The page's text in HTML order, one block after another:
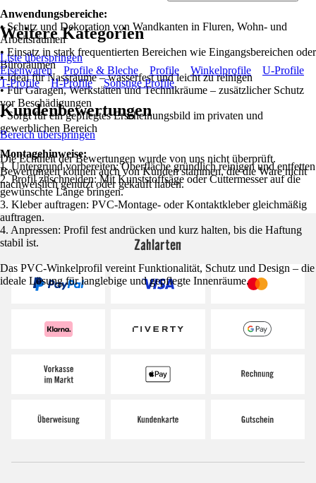
Anwendungsbereiche:
• Schutz und Dekoration von Wandkanten in Fluren, Wohn- und
Arbeitsräumen
• Einsatz in stark frequentierten Bereichen wie Eingangsbereichen oder
Büroräumen
• Ideal für Nassräume – wasserfest und leicht zu reinigen
• Für Garagen, Werkstätten und Technikräume – zusätzlicher Schutz
vor Beschädigungen
• Sorgt für ein gepflegtes Erscheinungsbild im privaten und
gewerblichen Bereich
Montagehinweise:
1. Untergrund vorbereiten: Oberfläche gründlich reinigen und entfetten
2. Profil zuschneiden: Mit Kunststoffsäge oder Cuttermesser auf die
gewünschte Länge bringen.
3. Kleber auftragen: PVC-Montage- oder Kontaktkleber gleichmäßig
auftragen.
4. Anpressen: Profil fest andrücken und kurz halten, bis die Haftung
stabil ist.
Das PVC-Winkelprofil vereint Funktionalität, Schutz und Design – die
ideale Lösung für langlebige und gepflegte Innenräume.
Weitere Kategorien
Liste überspringen
Eisenwaren
Profile & Bleche Profile Winkelprofile
U-Profile
T-Profile
H-Profile Sonstige Profile
Kundenbewertungen
Bereich überspringen
Die Echtheit der Bewertungen wurde von uns nicht überprüft.
Bewertungen können auch von Kunden stammen, die die Ware nicht
nachweislich genutzt oder gekauft haben.
Zahlarten